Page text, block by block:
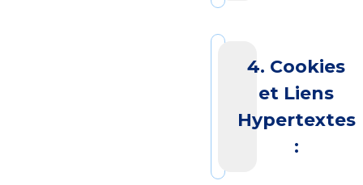
4. Cookies
et Liens
Hypertextes
: